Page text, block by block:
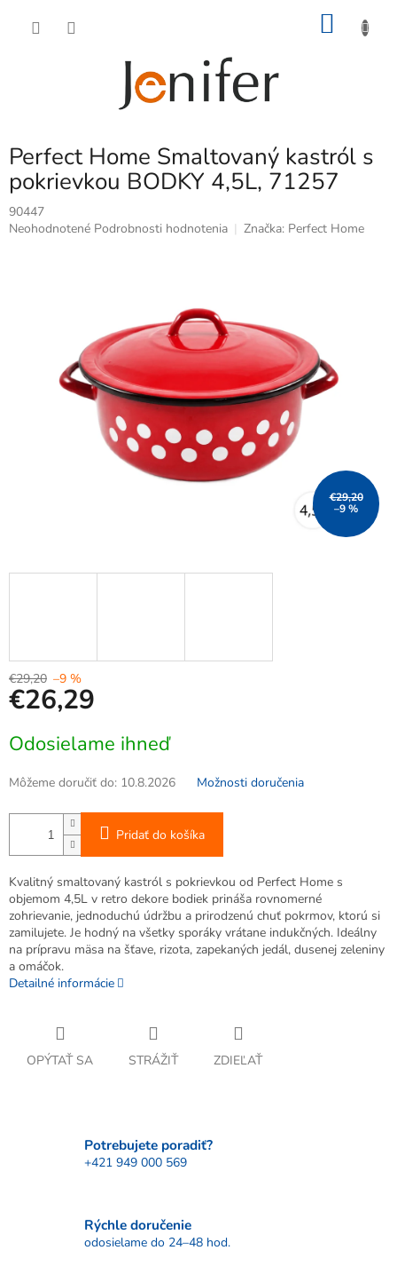
Perfect Home Smaltovaný kastról s
pokrievkou BODKY 4,5L, 71257
90447
Priemerné
Neohodnotené Podrobnosti hodnotenia Značka: Perfect Home
€29,20
–9 %
€29,20 –9 %
€26,29
cena:
Odosielame ihneď
Môžeme doručiť do: 10.8.2026 Možnosti doručenia
Pridať do košíka
Kvalitný smaltovaný kastról s pokrievkou od Perfect Home s
objemom 4,5L v retro dekore bodiek prináša rovnomerné
zohrievanie, jednoduchú údržbu a prirodzenú chuť pokrmov, ktorú si
zamilujete. Je hodný na všetky sporáky vrátane indukčných. Ideálny
na prípravu mäsa na šťave, rizota, zapekaných jedál, dusenej zeleniny
a omáčok.
Detailné informácie
OPÝTAŤ SA STRÁŽIŤ ZDIEĽAŤ
Potrebujete poradiť?
+421 949 000 569
Rýchle doručenie
odosielame do 24–48 hod.